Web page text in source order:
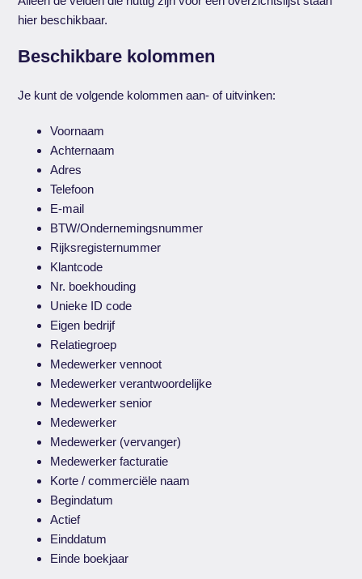
hier beschikbaar.
Beschikbare kolommen
Je kunt de volgende kolommen aan- of uitvinken:
Voornaam
Achternaam
Adres
Telefoon
E-mail
BTW/Ondernemingsnummer
Rijksregisternummer
Klantcode
Nr. boekhouding
Unieke ID code
Eigen bedrijf
Relatiegroep
Medewerker vennoot
Medewerker verantwoordelijke
Medewerker senior
Medewerker
Medewerker (vervanger)
Medewerker facturatie
Korte / commerciële naam
Begindatum
Actief
Einddatum
Einde boekjaar